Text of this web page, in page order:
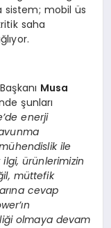
sistem; mobil üs
saha
Musa
şunları
enerji
ile
ilgi, ürünlerimizin
müttefik
cevap
olmaya devam